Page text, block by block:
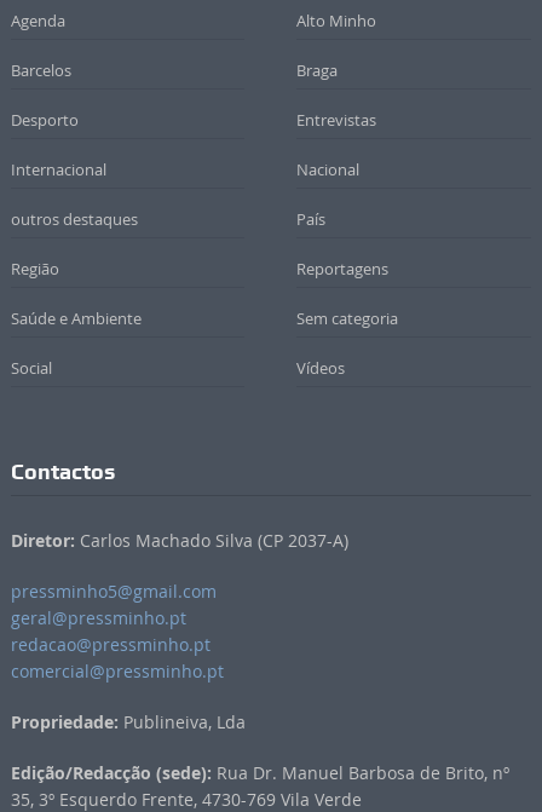
Agenda Alto Minho
Barcelos Braga
Desporto Entrevistas
Internacional Nacional
outros destaques País
Região Reportagens
Saúde e Ambiente Sem categoria
Social Vídeos
Contactos
Diretor: Carlos Machado Silva (CP 2037-A)
pressminho5@gmail.com
geral@pressminho.pt
redacao@pressminho.pt
comercial@pressminho.pt
Propriedade: Publineiva, Lda
Edição/Redacção (sede): Rua Dr. Manuel Barbosa de Brito, nº
35, 3º Esquerdo Frente, 4730-769 Vila Verde